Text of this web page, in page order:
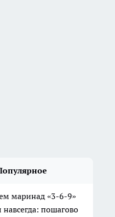
маринад «3-6-9»
пошагово